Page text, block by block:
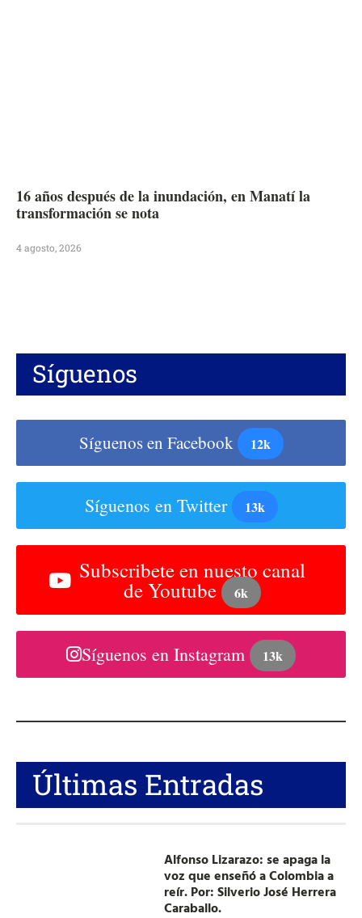
16 años después de la inundación, en Manatí la
transformación se nota
4 agosto, 2026
Síguenos
Síguenos en Facebook 12k
Síguenos en Twitter 13k
Subscribete en nuesto canal
de Youtube 6k
Síguenos en Instagram 13k
Últimas Entradas
Alfonso Lizarazo: se apaga la
voz que enseñó a Colombia a
reír. Por: Silverio José Herrera
Caraballo.